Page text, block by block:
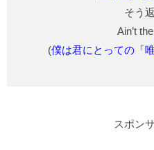
そう
Ain’t
(僕は君にとっての「
スポン